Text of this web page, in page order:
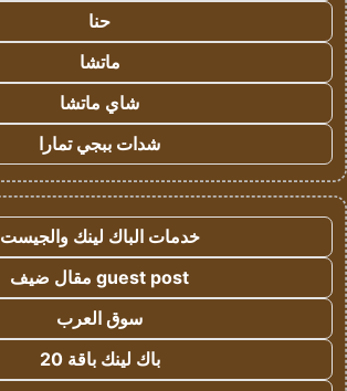
حنا
ماتشا
شاي ماتشا
شدات ببجي تمارا
خدمات الباك لينك والجيست
guest post مقال ضيف
سوق العرب
باك لينك باقة 20